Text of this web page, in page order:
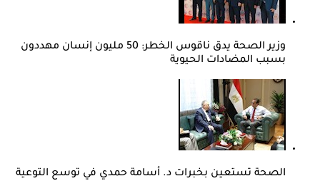
وزير الصحة يدق ناقوس الخطر: 50 مليون إنسان مهددون
بسبب المضادات الحيوية
الصحة تستعين بخبرات د. أسامة حمدي في توسع التوعية